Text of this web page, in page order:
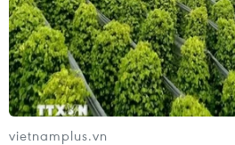
vietnamplus.vn